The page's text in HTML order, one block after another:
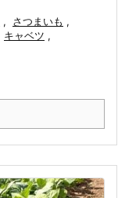
, さつまいも ,
キャベツ ,